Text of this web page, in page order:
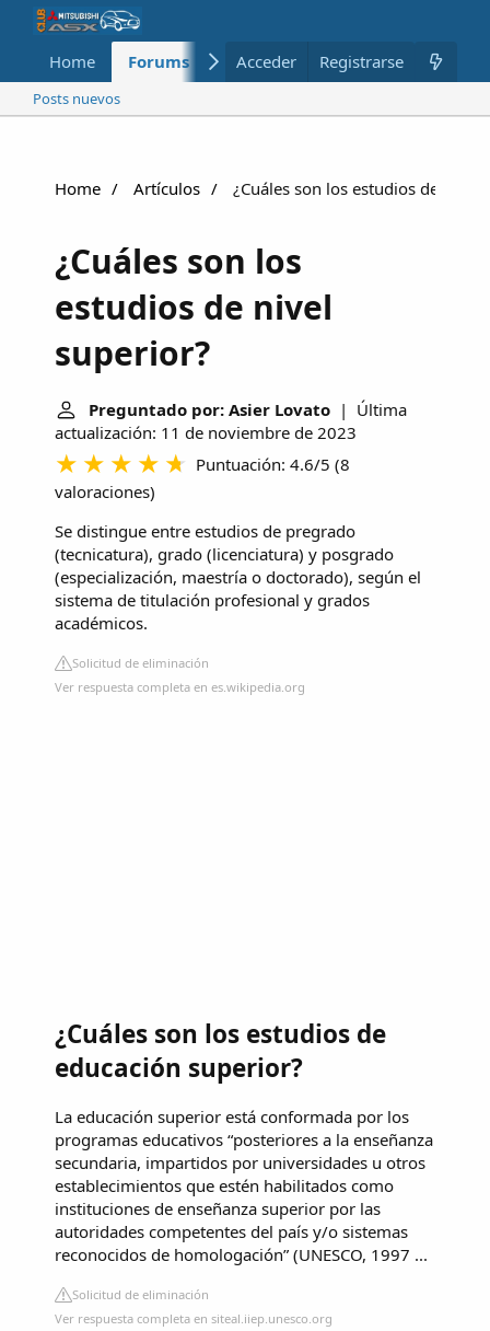
Home Forums Nuevo Miembros
Acceder Registrarse
Posts nuevos
Home Artículos ¿Cuáles son los estudios de nivel
¿Cuáles son los
estudios de nivel
superior?
Preguntado por: Asier Lovato | Última
actualización: 11 de noviembre de 2023
Puntuación: 4.6/5 (8
valoraciones)
Se distingue entre estudios de pregrado
(tecnicatura), grado (licenciatura) y posgrado
(especialización, maestría o doctorado), según el
sistema de titulación profesional y grados
académicos.
Solicitud de eliminación
Ver respuesta completa en es.wikipedia.org
¿Cuáles son los estudios de
educación superior?
La educación superior está conformada por los
programas educativos “posteriores a la enseñanza
secundaria, impartidos por universidades u otros
establecimientos que estén habilitados como
instituciones de enseñanza superior por las
autoridades competentes del país y/o sistemas
reconocidos de homologación” (UNESCO, 1997 ...
Solicitud de eliminación
Ver respuesta completa en siteal.iiep.unesco.org